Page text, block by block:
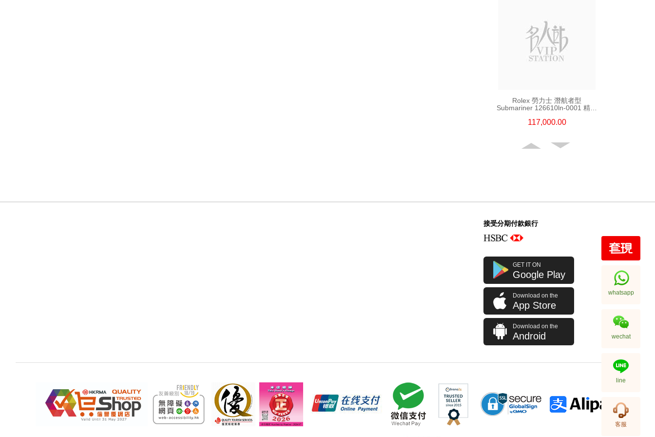
Rolex 勞力士 潛航者型
Submariner 126610ln-0001 精鋼
117,000.00
Rolex 勞力士 格林尼治型 Ii Gmt-
Master Ii 126710blro-0001 精鋼
百事圈
256,000.00
接受分期付款銀行
GET IT ON
Google Play
Download on the
App Store
Download on the
Android
whatsapp
wechat
line
客服